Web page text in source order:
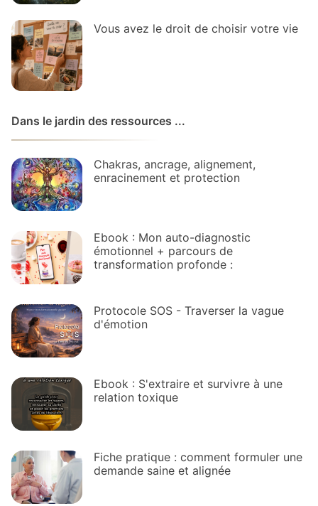
Vous avez le droit de choisir votre vie
Dans le jardin des ressources ...
Chakras, ancrage, alignement,
enracinement et protection
Ebook : Mon auto-diagnostic
émotionnel + parcours de
transformation profonde :
Protocole SOS - Traverser la vague
d'émotion
Ebook : S'extraire et survivre à une
relation toxique
Fiche pratique : comment formuler une
demande saine et alignée